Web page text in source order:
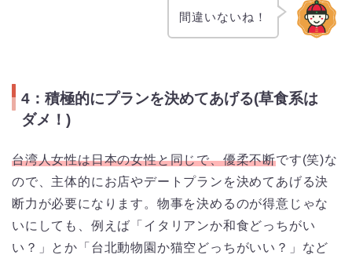
間違いないね！
4：積極的にプランを決めてあげる(草食系は
ダメ！)
台湾人女性は日本の女性と同じで、優柔不断です(笑)な
ので、主体的にお店やデートプランを決めてあげる決
断力が必要になります。物事を決めるのが得意じゃな
いにしても、例えば「イタリアンか和食どっちがい
い？」とか「台北動物園か猫空どっちがいい？」など